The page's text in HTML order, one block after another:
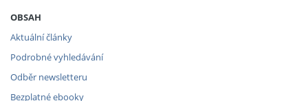
OBSAH
Aktuální články
Podrobné vyhledávání
Odběr newsletteru
Bezplatné ebooky